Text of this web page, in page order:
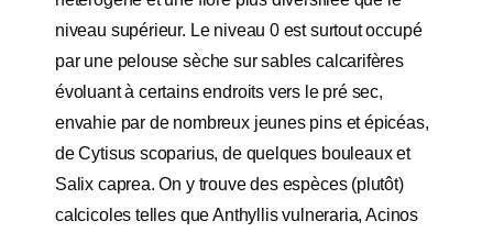
niveau supérieur. Le niveau 0 est surtout occupé
par une pelouse sèche sur sables calcarifères
évoluant à certains endroits vers le pré sec,
envahie par de nombreux jeunes pins et épicéas,
de Cytisus scoparius, de quelques bouleaux et
Salix caprea. On y trouve des espèces (plutôt)
calcicoles telles que Anthyllis vulneraria, Acinos